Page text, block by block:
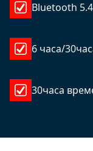
Bluetooth 5.4
6 часа/
30часа